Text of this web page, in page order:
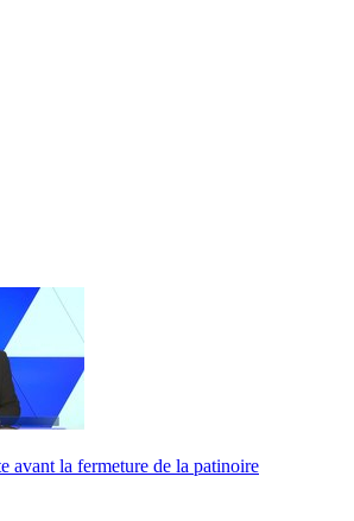
la fermeture de la patinoire